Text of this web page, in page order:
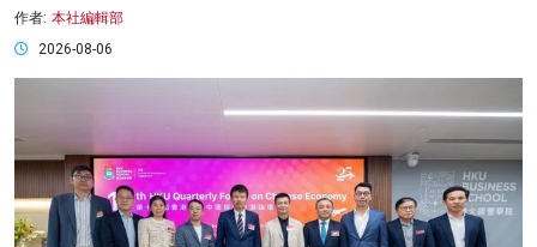
作者: 本社編輯部
2026-08-06